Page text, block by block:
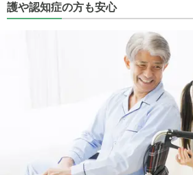
護や認知症の方も安心